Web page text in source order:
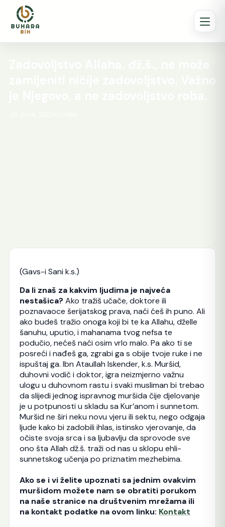
(Gavs-i Sani k.s.)
Da li znaš za kakvim ljudima je najveća
nestašica? Ako tražiš učače, doktore ili
poznavaoce šerijatskog prava, naći ćeš ih puno. Ali
ako budeš tražio onoga koji bi te ka Allahu, dželle
šanuhu, uputio, i mahanama tvog nefsa te
podučio, nećeš naći osim vrlo malo. Pa ako ti se
posreći i nađeš ga, zgrabi ga s obije tvoje ruke i ne
ispuštaj ga. Ibn Ataullah Iskender, k.s. Muršid,
duhovni vodič i doktor, igra neizmjerno važnu
ulogu u duhovnom rastu i svaki musliman bi trebao
da slijedi jednog ispravnog muršida čije djelovanje
je u potpunosti u skladu sa Kur’anom i sunnetom.
Muršid ne širi neku novu vjeru ili sektu, nego odgaja
ljude kako bi zadobili ihlas, istinsko vjerovanje, da
očiste svoja srca i sa ljubavlju da sprovode sve
ono šta Allah dž.š. traži od nas u sklopu ehli-
sunnetskog učenja po priznatim mezhebima.
Ako se i vi želite upoznati sa jednim ovakvim
muršidom možete nam se obratiti porukom
na naše stranice na društvenim mrežama ili
na kontakt podatke na ovom linku: Kontakt